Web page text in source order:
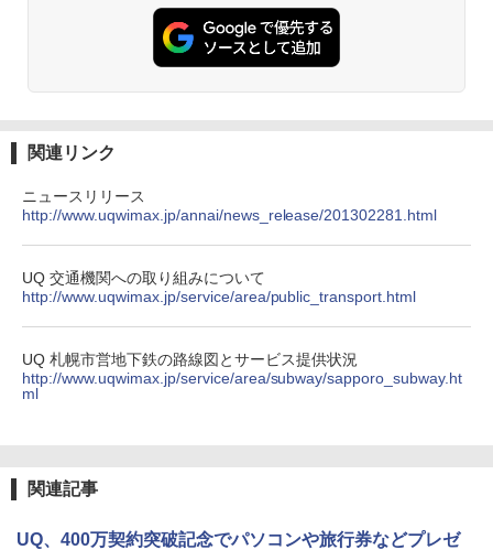
関連リンク
ニュースリリース
http://www.uqwimax.jp/annai/news_release/201302281.html
UQ 交通機関への取り組みについて
http://www.uqwimax.jp/service/area/public_transport.html
UQ 札幌市営地下鉄の路線図とサービス提供状況
http://www.uqwimax.jp/service/area/subway/sapporo_subway.ht
ml
関連記事
UQ、400万契約突破記念でパソコンや旅行券などプレゼ